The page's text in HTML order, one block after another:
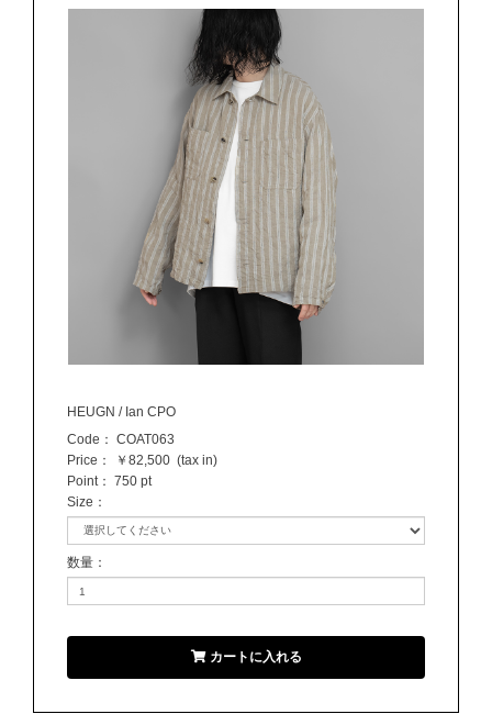
HEUGN / Ian CPO
Code： COAT063
Price：
￥82,500 (tax in)
Point： 750 pt
Size ：
数量 ：
カートに入れる